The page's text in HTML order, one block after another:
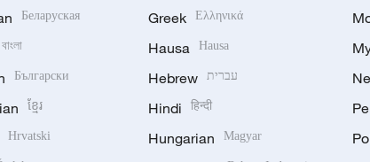
Беларуская
বাংলা
Български
ខ្មែរ
Hrvatski
Greek Ελληνικά
Hausa Hausa
Hebrew עברית
Hindi हिन्दी
Hungarian Magyar